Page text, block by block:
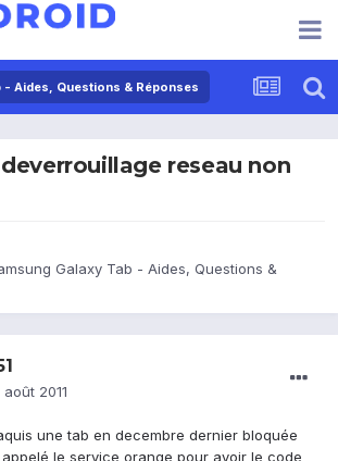
- Aides, Questions & Réponses
reseau non
Galaxy Tab - Aides, Questions &
août 2011
une tab en decembre dernier bloquée
le service orange pour avoir le code